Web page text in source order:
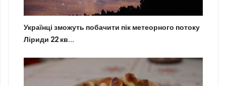
Українці зможуть побачити пік метеорного потоку
Ліриди 22 кв...